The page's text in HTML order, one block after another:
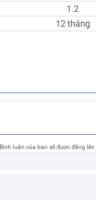
1.2
12 tháng
Bình luận của bạn sẽ được đăng